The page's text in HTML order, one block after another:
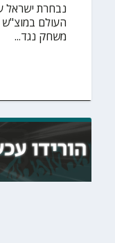
משחק נגד...